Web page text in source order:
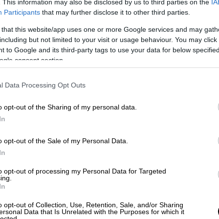
This information may also be disclosed by us to third parties on the
Participants that may further disclose it to other third parties.
that this website/app uses one or more Google services and may
but not limited to your visit or usage behaviour. You may
to Google and its third-party tags to use your data for below
consent section.
Data Processing Opt Outs
opt-out of the Sharing of my personal data.
opt-out of the Sale of my Personal Data.
opt-out of processing my Personal Data for Targeted
opt-out of Collection, Use, Retention, Sale, and/or Sharing
Data that Is Unrelated with the Purposes for which it
Αθλητισμός 11.11.2022 23:17
Έδωσε τέλος στη ζωή του επειδή
αποδεσμεύθηκε από την Αλδοσίβι
- Σοκ με την αυτοκτονία
ποδοσφαιριστή στην Αργεντινή
Η ομάδα έκανε γνωστή την τραγική
Πολιτισμός11.11.2022 23:10
Πέθανε ο Nick Turner των